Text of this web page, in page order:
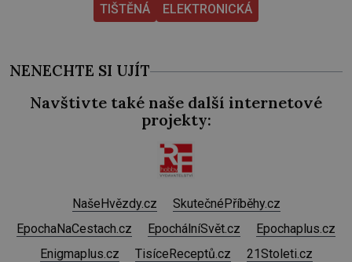
TIŠTĚNÁ ELEKTRONICKÁ
NENECHTE SI UJÍT
Navštivte také naše další internetové
projekty:
NašeHvězdy.cz
SkutečnéPříběhy.cz
EpochaNaCestach.cz
EpochálníSvět.cz
Epochaplus.cz
Enigmaplus.cz
TisíceReceptů.cz
21Stoleti.cz